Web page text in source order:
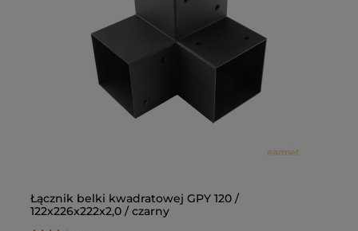
Łącznik belki kwadratowej GPY 120 /
122x226x222x2,0 / czarny